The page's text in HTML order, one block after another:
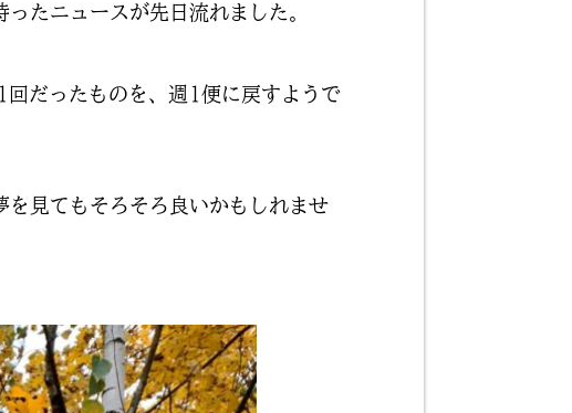
たニュースが先日流れました。
だったものを、週1便に戻すようで
を見てもそろそろ良いかもしれませ